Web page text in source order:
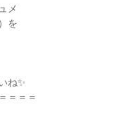
メ
を
ね✨
＝＝＝